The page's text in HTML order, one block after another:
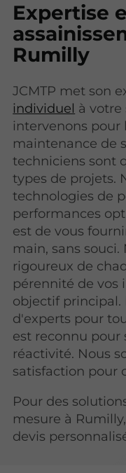
Expertise
Rumilly
JCMTP met son
individuel à votre
intervenons pour
maintenance de
techniciens sont
types de projets.
technologies de
performances
est de vous
main, sans souci.
rigoureux de
pérennité de vos
objectif principal.
d'experts pour
est reconnu pour
réactivité. Nous
satisfaction pour
Pour des
mesure à
devis